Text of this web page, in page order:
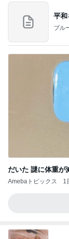
平和
ブル
だいた 謎に体重が
Amebaトピックス 1